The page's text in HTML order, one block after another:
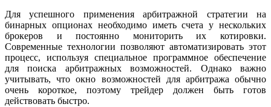
Для успешного применения арбитражной стратегии на
бинарных опционах необходимо иметь счета у нескольких
брокеров и постоянно мониторить их котировки.
Современные технологии позволяют автоматизировать этот
процесс, используя специальное программное обеспечение
для поиска арбитражных возможностей. Однако важно
учитывать, что окно возможностей для арбитража обычно
очень короткое, поэтому трейдер должен быть готов
действовать быстро.